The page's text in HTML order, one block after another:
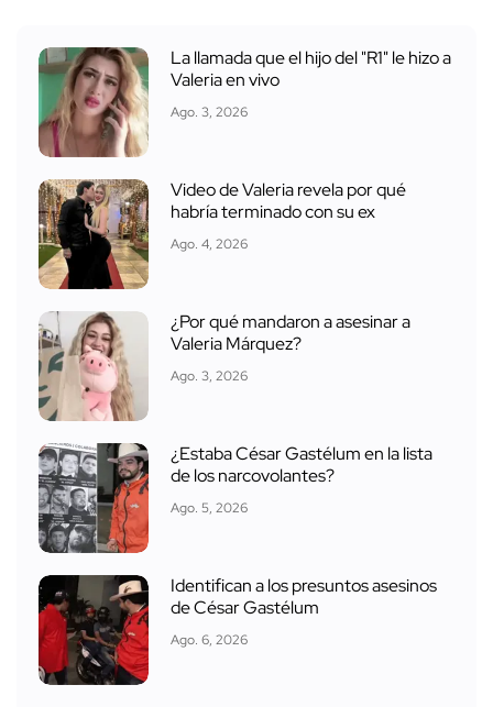
La llamada que el hijo del "R1" le hizo a
Valeria en vivo
Ago. 3, 2026
Video de Valeria revela por qué
habría terminado con su ex
Ago. 4, 2026
¿Por qué mandaron a asesinar a
Valeria Márquez?
Ago. 3, 2026
¿Estaba César Gastélum en la lista
de los narcovolantes?
Ago. 5, 2026
Identifican a los presuntos asesinos
de César Gastélum
Ago. 6, 2026